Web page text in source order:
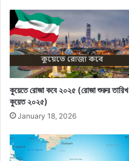
কুয়েতে রোজা কবে ২০২৫ (রোজা শুরুর তারিখ
কুয়েত ২০২৫)
January 18, 2026